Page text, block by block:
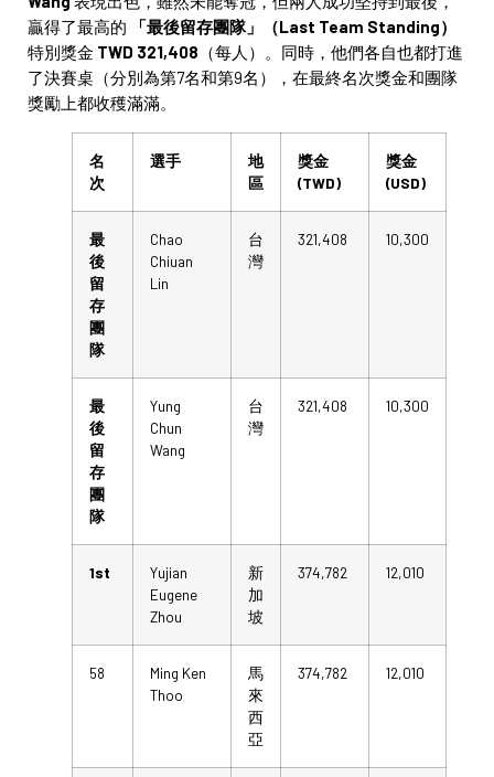
贏得了最高的
「最後留存團隊」（Last Team Standing）
特別獎金 TWD 321,408 （每人）。同時，他們各自也都打進
了決賽桌（分別為第7名和第9名），在最終名次獎金和團隊
獎勵上都收穫滿滿。
名
次
選手
地
區
獎金
(TWD)
獎金
(USD)
最
後
留
存
團
隊
Chao
Chiuan
Lin
台
灣
321,408 10,300
最
後
留
存
團
隊
Yung
Chun
Wang
台
灣
321,408 10,300
1st
Yujian
Eugene
Zhou
新
加
坡
374,782 12,010
58
Ming Ken
Thoo
馬
來
西
亞
374,782 12,010